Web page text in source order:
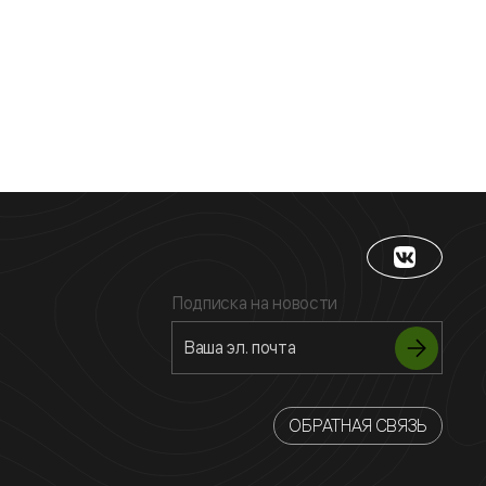
Подписка на новости
ОБРАТНАЯ СВЯЗЬ